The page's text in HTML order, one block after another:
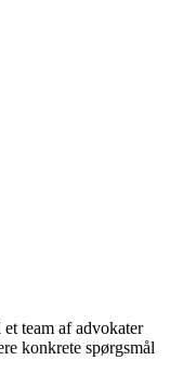
team af advokater
konkrete spørgsmål